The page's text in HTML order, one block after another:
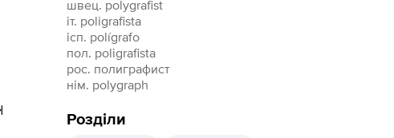
швец. polygrafist
іт. poligrafista
ісп. polígrafo
пол. poligrafista
рос. полиграфист
нім. polygraph
Розділи